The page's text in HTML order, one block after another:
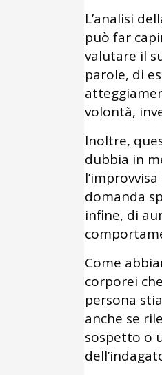
L’analisi
può far
valutare il
parole, di
volontà,
Inoltre,
dubbia in
domanda
infine, di
Come
corporei
persona
anche se
sospetto o